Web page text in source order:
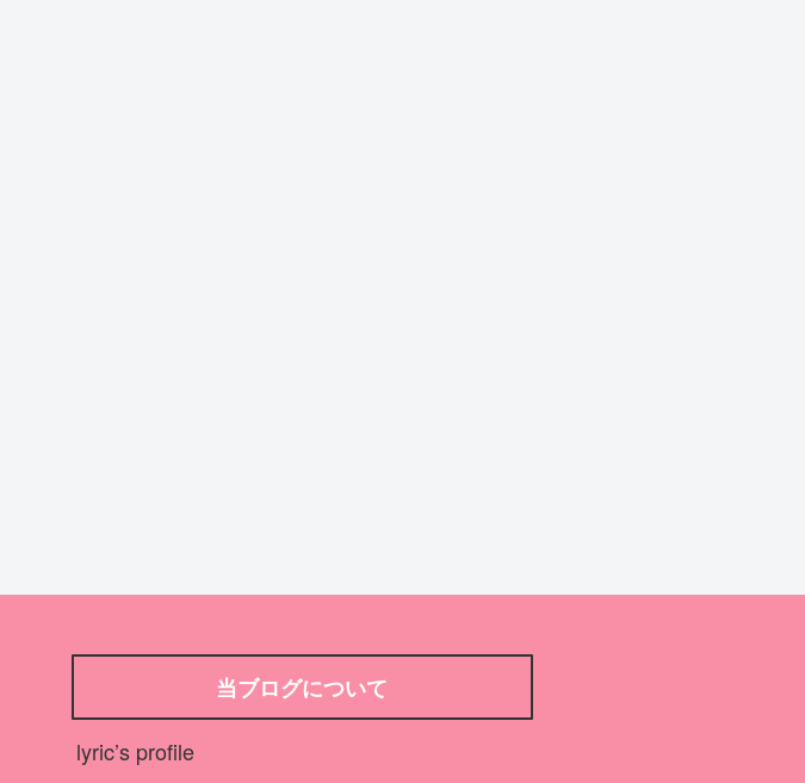
当ブログについて
lyric’s profile